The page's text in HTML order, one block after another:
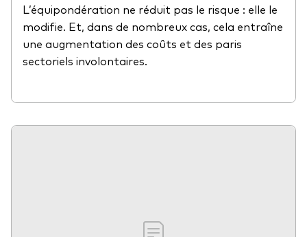
L’équipondération ne réduit pas le risque : elle le
modifie. Et, dans de nombreux cas, cela entraîne
une augmentation des coûts et des paris
sectoriels involontaires.